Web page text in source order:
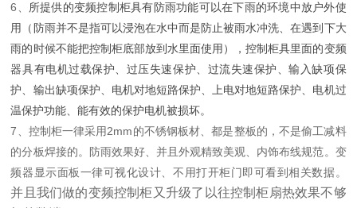
6、 所提供的变频控制柜具有防雨功能可以在下雨的环境中放户外使
用（防雨并不是指可以浸泡在水中而是防止被雨水冲洗、在遇到下大
雨的时候不能把控制柜底部放到水里面使用），控制柜具里面的变频
器具有电机过载保护、过压失速保护、过流失速保护、输入缺项保
护、输出缺项保护、电机对地短路保护、上电对地短路保护、电机过
温保护功能、能有效的保护电机被损坏。
7、 控制柜一律采用2mm的不锈钢板材、都是整板的，不是偷工减料
的分板焊接的。防雨效果好、并且外观精致美观、内饰布线规范。变
频器显示面板一律可视化设计、不用打开柜门即可看到相关数据。
并且我们做的变频控制柜又升级了以往控制柜扇热效果不够